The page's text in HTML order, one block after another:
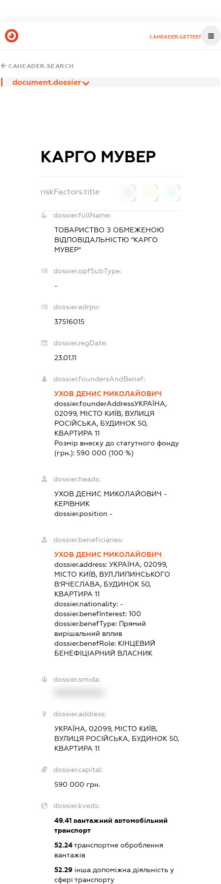
CAHEADER.GETTEST
CAHEADER.SEARCH
document.dossier
КАРГО МУВЕР
riskFactors.title
dossier.fullName:
ТОВАРИСТВО З ОБМЕЖЕНОЮ
ВІДПОВІДАЛЬНІСТЮ "КАРГО
МУВЕР"
dossier.opfSubType:
-
dossier.edrpo:
37516015
dossier.regDate:
23.01.11
dossier.foundersAndBenef:
УХОВ ДЕНИС МИКОЛАЙОВИЧ
dossier.founderAddressУКРАЇНА,
02099, МІСТО КИЇВ, ВУЛИЦЯ
РОСІЙСЬКА, БУДИНОК 50,
КВАРТИРА 11
Розмір внеску до статутного фонду
(грн.):590 000 (100 %)
dossier.heads:
УХОВ ДЕНИС МИКОЛАЙОВИЧ -
КЕРІВНИК
dossier.position -
dossier.beneficiaries:
УХОВ ДЕНИС МИКОЛАЙОВИЧ
dossier.address:УКРАЇНА, 02099,
МІСТО КИЇВ, ВУЛ.ЛИПИНСЬКОГО
В'ЯЧЕСЛАВА, БУДИНОК 50,
КВАРТИРА 11
dossier.nationality: -
dossier.benefInterest:100
dossier.benefType: Прямий
вирішальний вплив
dossier.benefRole: КІНЦЕВИЙ
БЕНЕФІЦІАРНИЙ ВЛАСНИК
dossier.smida:
dossier.address:
УКРАЇНА, 02099, МІСТО КИЇВ,
ВУЛИЦЯ РОСІЙСЬКА, БУДИНОК 50,
КВАРТИРА 11
dossier.capital:
590 000 грн.
dossier.kveds:
49.41 вантажний автомобільний
транспорт
52.24транспортне оброблення
вантажів
52.29 інша допоміжна діяльність у
сфері транспорту